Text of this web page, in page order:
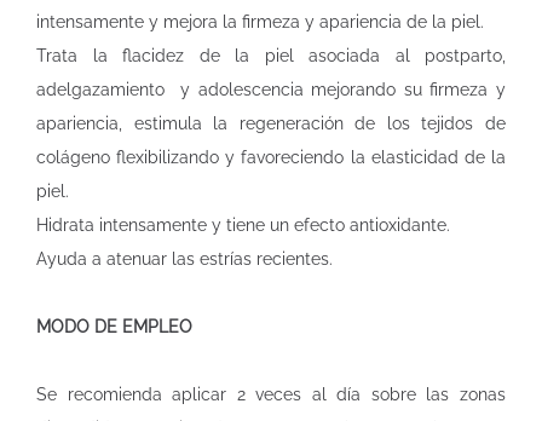
intensamente y mejora la firmeza y apariencia de la piel.
Trata la flacidez de la piel asociada al postparto,
adelgazamiento y adolescencia mejorando su firmeza y
apariencia, estimula la regeneración de los tejidos de
colágeno flexibilizando y favoreciendo la elasticidad de la
piel.
Hidrata intensamente y tiene un efecto antioxidante.
Ayuda a atenuar las estrías recientes.
MODO DE EMPLEO
Se recomienda aplicar 2 veces al día sobre las zonas